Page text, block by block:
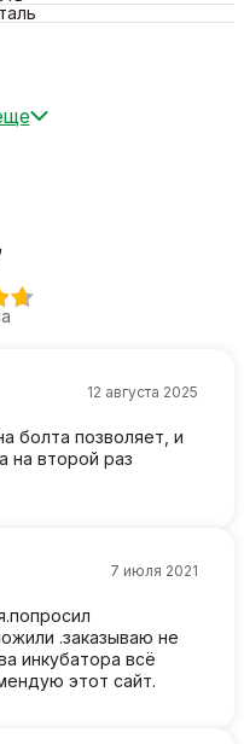
12 августа 2025
болта позволяет, и
на второй раз
7 июля 2021
.заказываю не
инкубатора всё
этот сайт.